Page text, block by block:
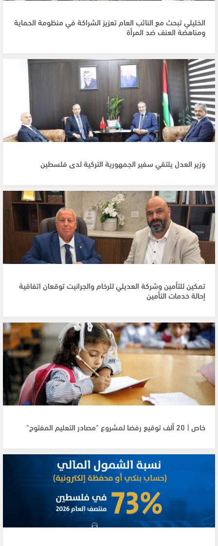
الخليلي تبحث مع النائب العام تعزيز الشراكة في منظومة الحماية
ومناهضة العنف ضد المرأة
وزير العدل يلتقي سفير الجمهورية التركية لدى فلسطين
تمكين للتأمين وشركة العديلي للرخام والجرانيت توقعان اتفاقية
إحالة خدمات التأمين
خاص | 20 ألف توقيع رفضا لمشروع "مصادر التعليم المفتوح"